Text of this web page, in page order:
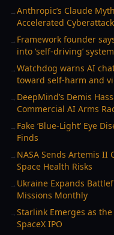
→Anthropic’s Claude
Accelerated
→ Framework founder
into ‘self-driving’
→Watchdog warns AI
toward self-harm and
→ DeepMind’s Demis
Commercial AI Arms
→ Fake ‘Blue-Light’ Eye
Finds
→ NASA Sends Artemis II
Space Health Risks
→ Ukraine Expands
Missions Monthly
→Starlink Emerges as
SpaceX IPO